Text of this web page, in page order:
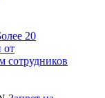
20
от
сотрудников